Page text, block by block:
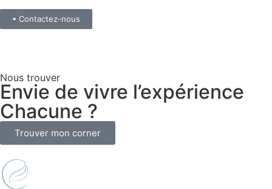
• Contactez-nous
Nous trouver
Envie de vivre l’expérience
Chacune ?
Trouver mon corner